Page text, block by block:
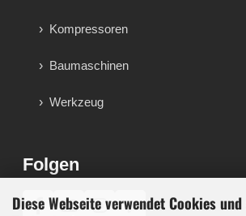
Diese Webseite verwendet Cookies
Kompressoren
Baumaschinen
Werkzeug
Folgen
♪